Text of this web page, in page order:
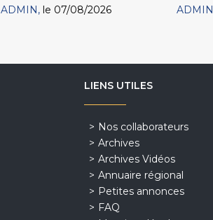
ADMIN le 07/08/2026 ADMIN
LIENS UTILES
Nos collaborateurs
Archives
Archives Vidéos
Annuaire régional
Petites annonces
FAQ